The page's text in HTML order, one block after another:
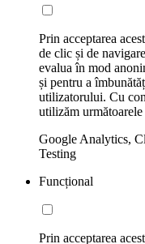
Prin acceptarea
de clic și de
evalua în mod
și pentru a
utilizatorului. Cu
utilizăm
Google Analytics,
Testing
Funcțional
Prin acceptarea